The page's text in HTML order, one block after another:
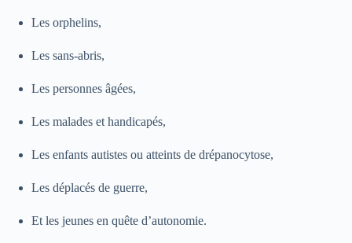
Les orphelins,
Les sans-abris,
Les personnes âgées,
Les malades et handicapés,
Les enfants autistes ou atteints de drépanocytose,
Les déplacés de guerre,
Et les jeunes en quête d’autonomie.